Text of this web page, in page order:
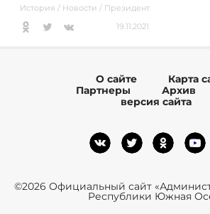
История / Новости / Президент
19.11.2021
О сайте
Карта
Партнеры
Архив
версия сайта
©2026 Официальный сайт
Республики Южная